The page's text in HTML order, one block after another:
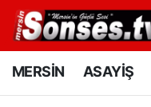
MERSİN ASAYİŞ
MERSİN
Mersin Nöbetçi